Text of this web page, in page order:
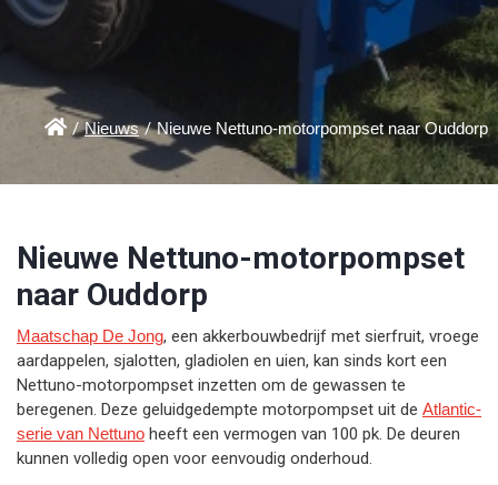
 / Nieuws / Nieuwe Nettuno-motorpompset naar Ouddorp
Nieuwe Nettuno-motorpompset
naar Ouddorp
Maatschap De Jong, een akkerbouwbedrijf met sierfruit, vroege
aardappelen, sjalotten, gladiolen en uien, kan sinds kort een
Nettuno-motorpompset inzetten om de gewassen te
beregenen. Deze geluidgedempte motorpompset uit de Atlantic-
serie van Nettuno heeft een vermogen van 100 pk. De deuren
kunnen volledig open voor eenvoudig onderhoud.